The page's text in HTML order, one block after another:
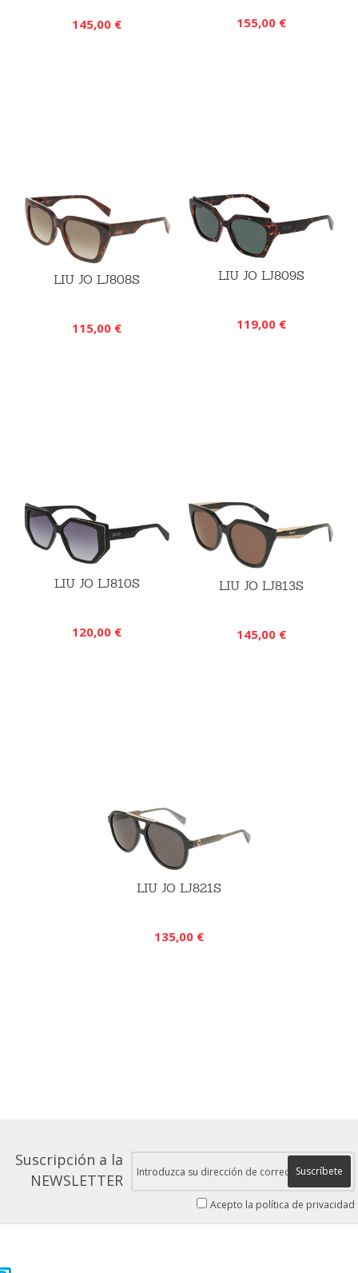
145,00 € 155,00 €
LIU JO LJ808S
115,00 €
LIU JO LJ809S
119,00 €
LIU JO LJ810S
120,00 €
LIU JO LJ813S
145,00 €
LIU JO LJ821S
135,00 €
Suscripción a la
NEWSLETTER
Suscríbete
Acepto la política de privacidad